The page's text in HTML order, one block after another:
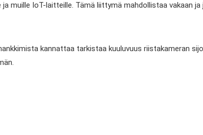
muille IoT-laitteille. Tämä liittymä mahdollistaa vakaan
kannattaa tarkistaa kuuluvuus riistakameran